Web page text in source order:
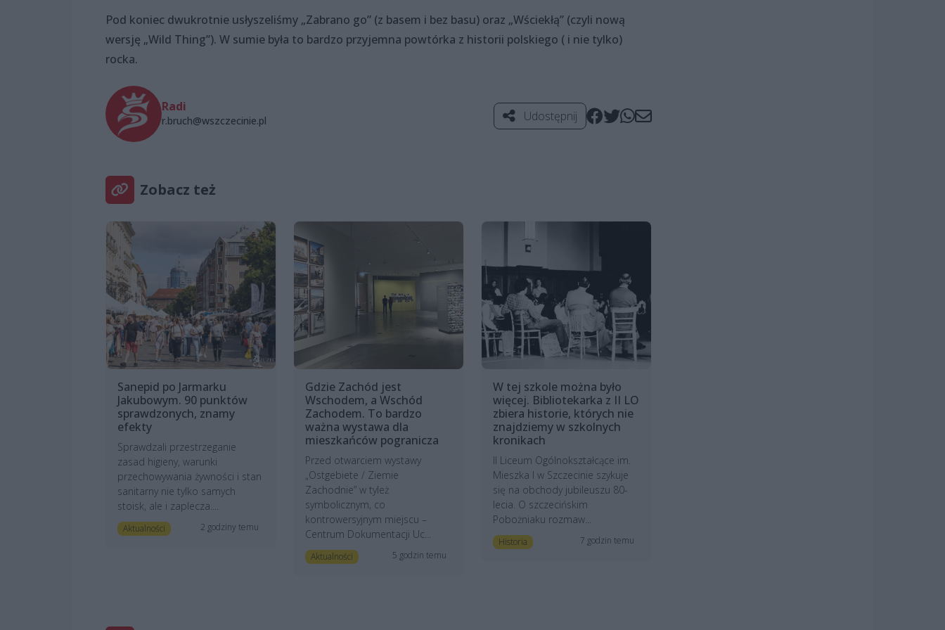
Pod koniec dwukrotnie usłyszeliśmy „Zabrano go” (z basem i bez basu) oraz „Wściekłą” (czyli nową
wersję „Wild Thing”). W sumie była to bardzo przyjemna powtórka z historii polskiego ( i nie tylko)
rocka.
Radi
r.bruch@wszczecinie.pl Udostępnij
Zobacz też
Sanepid po Jarmarku
Jakubowym. 90 punktów
sprawdzonych, znamy
efekty
Sprawdzali przestrzeganie
zasad higieny, warunki
przechowywania żywności i stan
sanitarny nie tylko samych
stoisk, ale i zaplecza....
Aktualności 2 godziny temu
Gdzie Zachód jest
Wschodem, a Wschód
Zachodem. To bardzo
ważna wystawa dla
mieszkańców pogranicza
Przed otwarciem wystawy
„Ostgebiete / Ziemie
Zachodnie” w tyleż
symbolicznym, co
kontrowersyjnym miejscu –
Centrum Dokumentacji Uc...
Aktualności 5 godzin temu
W tej szkole można było
więcej. Bibliotekarka z II LO
zbiera historie, których nie
znajdziemy w szkolnych
kronikach
II Liceum Ogólnokształcące im.
Mieszka I w Szczecinie szykuje
się na obchody jubileuszu 80-
lecia. O szczecińskim
Pobożniaku rozmaw...
Historia 7 godzin temu